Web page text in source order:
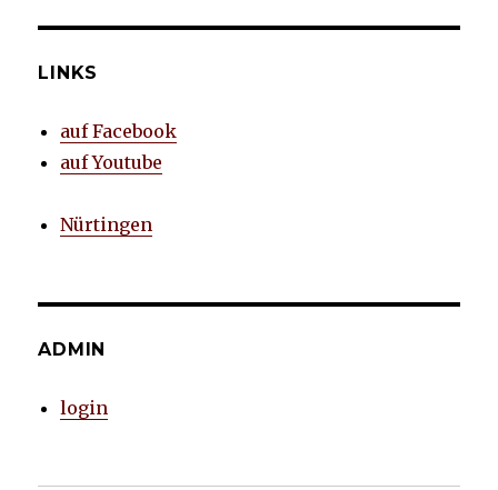
LINKS
auf Facebook
auf Youtube
Nürtingen
ADMIN
login